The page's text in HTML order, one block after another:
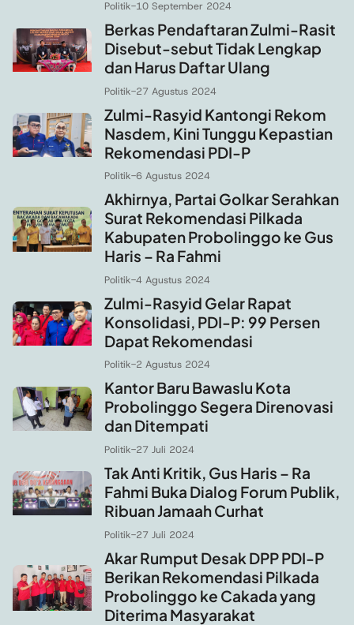
Politik-10 September 2024
Berkas Pendaftaran Zulmi-Rasit
Disebut-sebut Tidak Lengkap
dan Harus Daftar Ulang
Politik-27 Agustus 2024
Zulmi-Rasyid Kantongi Rekom
Nasdem, Kini Tunggu Kepastian
Rekomendasi PDI-P
Politik-6 Agustus 2024
Akhirnya, Partai Golkar Serahkan
Surat Rekomendasi Pilkada
Kabupaten Probolinggo ke Gus
Haris – Ra Fahmi
Politik-4 Agustus 2024
Zulmi-Rasyid Gelar Rapat
Konsolidasi, PDI-P: 99 Persen
Dapat Rekomendasi
Politik-2 Agustus 2024
Kantor Baru Bawaslu Kota
Probolinggo Segera Direnovasi
dan Ditempati
Politik-27 Juli 2024
Tak Anti Kritik, Gus Haris – Ra
Fahmi Buka Dialog Forum Publik,
Ribuan Jamaah Curhat
Politik-27 Juli 2024
Akar Rumput Desak DPP PDI-P
Berikan Rekomendasi Pilkada
Probolinggo ke Cakada yang
Diterima Masyarakat